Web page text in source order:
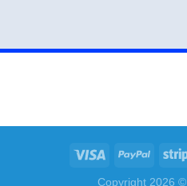
Copyright 2026 ©